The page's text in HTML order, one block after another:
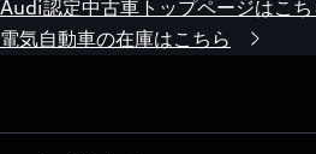
Audi認定中古車トップページはこち
電気自動車の在庫はこちら